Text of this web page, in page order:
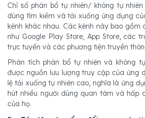
Chỉ số phân bổ tự nhiên/ không tự
dùng tìm kiếm và tải xuống ứng dụng
kênh khác nhau. Các kênh này bao gồm
như Google Play Store, App Store, các
trực tuyến và các phương tiện truyền
Phân tích phân bổ tự nhiên và không
được nguồn lưu lượng truy cập của ứng
lệ tải xuống tự nhiên cao, nghĩa là ứng
hút nhiều người dùng quan tâm và hấp
của họ.